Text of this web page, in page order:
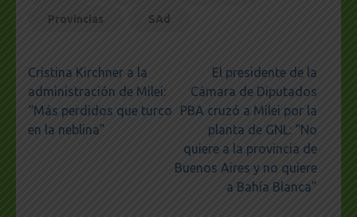
Provincias SAd
Navegación
de
entradas
Cristina Kirchner a la
administración de Milei:
“Más perdidos que turco
en la neblina”
El presidente de la
Cámara de Diputados
PBA cruzó a Milei por la
planta de GNL: “No
quiere a la provincia de
Buenos Aires y no quiere
a Bahía Blanca”